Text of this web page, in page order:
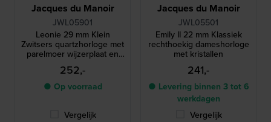
Jacques du Manoir
JWL05901
Leonie 29 mm Klein
Zwitsers quartzhorloge met
parelmoer wijzerplaat en
kristallen indexen
252,-
● Op voorraad
Vergelijk
Jacques du Manoir
JWL05501
Emily II 22 mm Klassiek
rechthoekig dameshorloge
met kristallen
241,-
● Levering binnen 3 tot 6
werkdagen
Vergelijk